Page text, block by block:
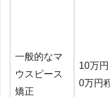
一般的なマ
ウスピース
矯正
10万
0万円